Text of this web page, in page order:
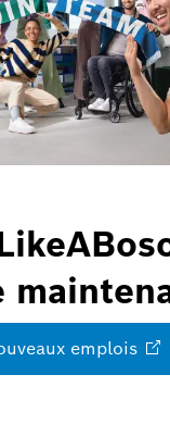
emplois